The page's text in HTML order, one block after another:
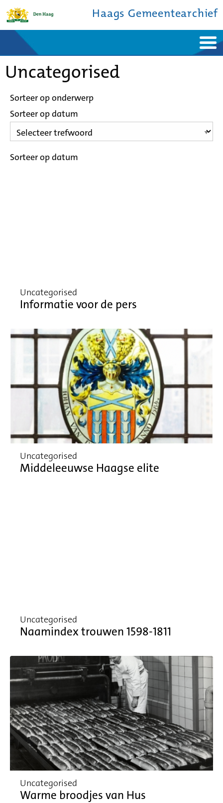
Haags Gemeentearchief
Nieuws
Ontdek de stad
De studiezaal
Bronnen en collecties
Contact
Uncategorised
Sorteer op onderwerp
Sorteer op datum
Sorteer op datum
Uncategorised
Informatie voor de pers
Uncategorised
Middeleeuwse Haagse elite
Uncategorised
Naamindex trouwen 1598-1811
Uncategorised
Warme broodjes van Hus